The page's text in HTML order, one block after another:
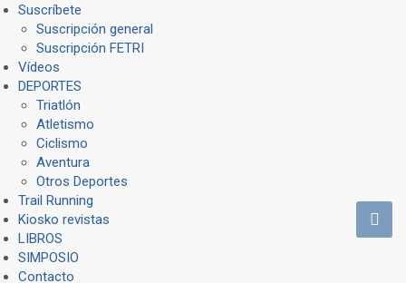
Suscríbete
Suscripción general
Suscripción FETRI
Vídeos
DEPORTES
Triatlón
Atletismo
Ciclismo
Aventura
Otros Deportes
Trail Running
Kiosko revistas
LIBROS
SIMPOSIO
Contacto